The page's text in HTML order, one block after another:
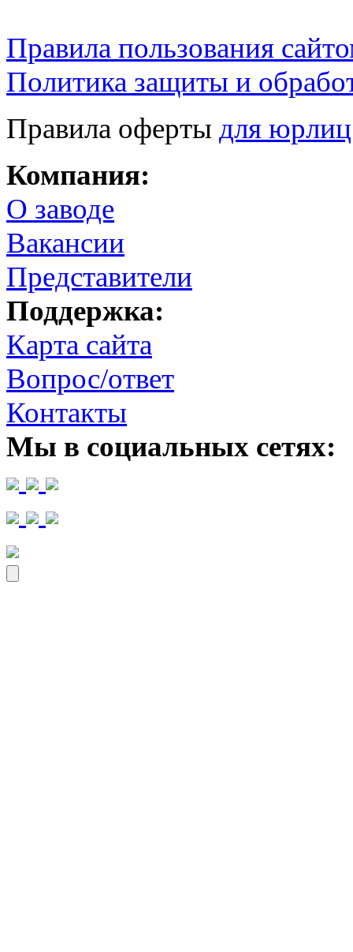
Правила пользования
Политика защиты и
Правила оферты для
Компания:
О заводе
Вакансии
Представители
Поддержка:
Карта сайта
Вопрос/ответ
Контакты
Мы в социальных сетях: